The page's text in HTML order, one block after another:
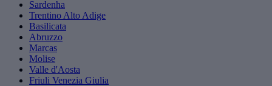
Sardenha
Trentino Alto Adige
Basilicata
Abruzzo
Marcas
Molise
Valle d'Aosta
Friuli Venezia Giulia